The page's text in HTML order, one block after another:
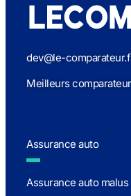
dev@le-
Meilleurs
Assurance auto
Assurance auto malus